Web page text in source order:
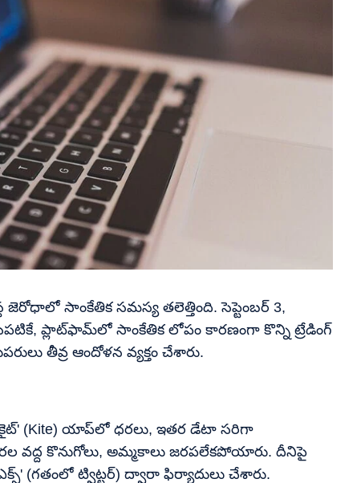
జెరోధాలో సాంకేతిక సమస్య తలెత్తింది. సెప్టెంబర్ 3,
ప్లాట్‌ఫామ్‌లో సాంకేతిక లోపం కారణంగా కొన్ని ట్రేడింగ్
తీవ్ర ఆందోళన వ్యక్తం చేశారు.
(Kite) యాప్‌లో ధరలు, ఇతర డేటా సరిగా
వద్ద కొనుగోలు, అమ్మకాలు జరపలేకపోయారు. దీనిపై
(గతంలో ట్విట్టర్) ద్వారా ఫిర్యాదులు చేశారు.